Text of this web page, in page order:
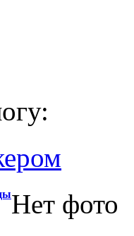
Нет фото